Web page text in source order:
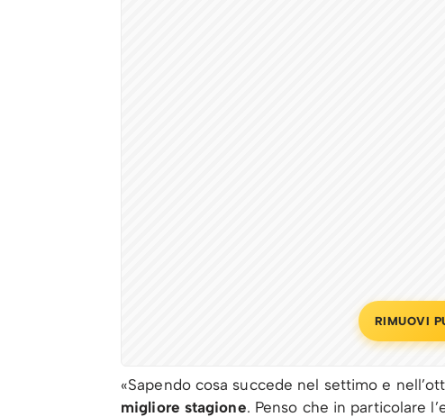
RIMUOVI
«Sapendo cosa succede nel settimo e
migliore stagione. Penso che in particolare